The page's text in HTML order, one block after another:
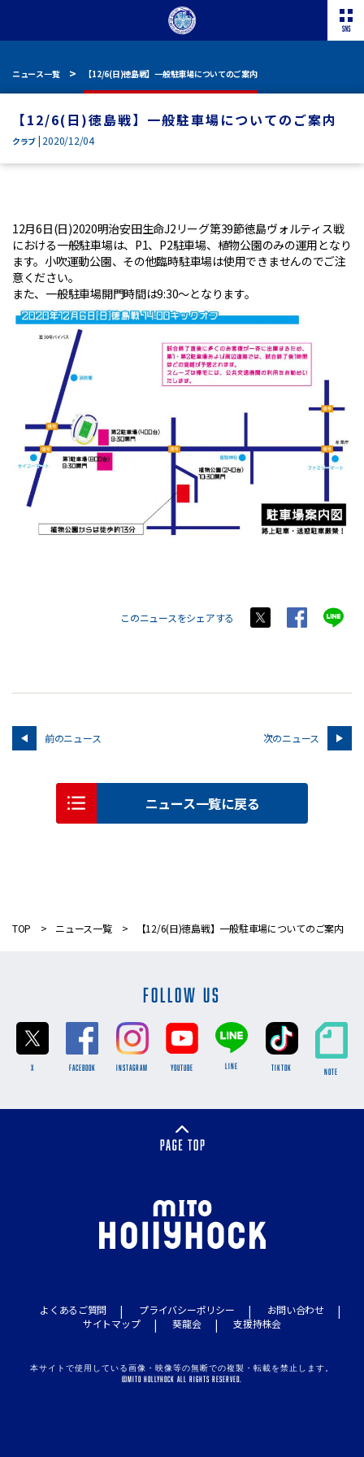
ニュース一覧 【12/6(日)徳島戦】一般駐車場についてのご案内
【12/6(日)徳島戦】一般駐車場についてのご案内
クラブ | 2020/12/04
12月6日(日)2020明治安田生命J2リーグ第39節徳島ヴォルティス戦
における一般駐車場は、P1、P2駐車場、植物公園のみの運用となり
ます。小吹運動公園、その他臨時駐車場は使用できませんのでご注
意ください。
また、一般駐車場開門時間は9:30～となります。
このニュースをシェアする
前のニュース 次のニュース
ニュース一覧に戻る
TOP ニュース一覧 【12/6(日)徳島戦】一般駐車場についてのご案内
FOLLOW US
X FACEBOOK INSTAGRAM YOUTUBE LINE TikTok NOTE
よくあるご質問 プライバシーポリシー
お問い合わせ
サイトマップ
葵龍会 支援持株会
本サイトで使用している画像・映像等の無断での複製・転載を禁止します。
©MITO HOLLYHOCK ALL RIGHTS RESERVED.